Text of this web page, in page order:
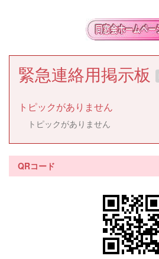
緊急連絡用掲示板
トピックがありません
トピックがありません
QRコード